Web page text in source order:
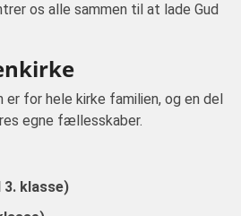
os alle sammen til at lade Gud
for hele kirke familien, og en del
egne fællesskaber.
3. klasse)